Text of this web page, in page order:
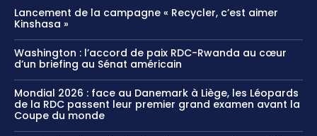
Lancement de la campagne « Recycler, c’est aimer
Kinshasa »
Washington : l’accord de paix RDC-Rwanda au cœur
d’un briefing au Sénat américain
Mondial 2026 : face au Danemark à Liège, les Léopards
de la RDC passent leur premier grand examen avant la
Coupe du monde